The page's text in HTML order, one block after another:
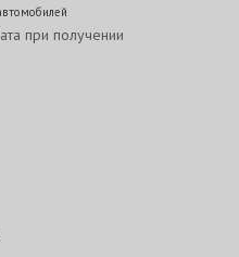
при получении